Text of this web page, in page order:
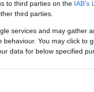
to third parties on the IAB’s
third parties.
services and may gather
You may click to
data for below specified
kerülhet
témában is